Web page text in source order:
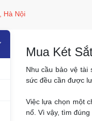
Hà Nội
Mua Két
Nhu cầu bảo vệ tài
sức đều cần được
Việc lựa chọn một
nổ. Vì vậy, tìm